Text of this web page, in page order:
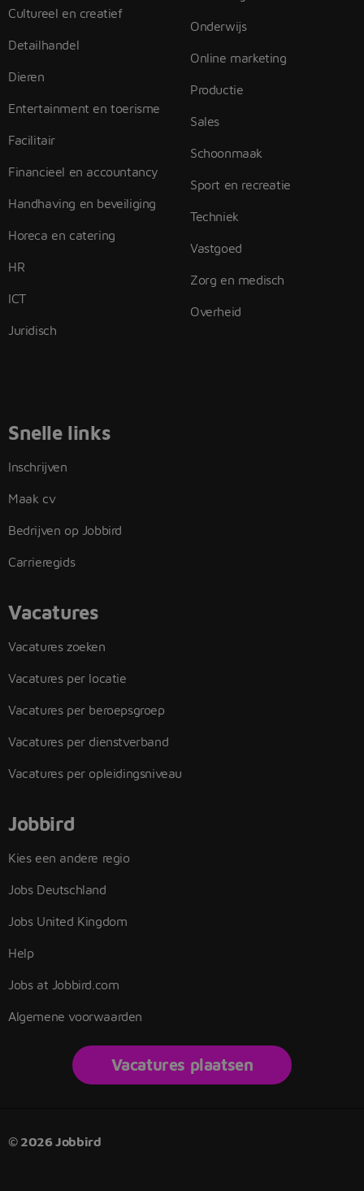
Cultureel en creatief
Detailhandel
Dieren
Entertainment en toerisme
Facilitair
Financieel en accountancy
Handhaving en beveiliging
Horeca en catering
HR
ICT
Juridisch
Onderwijs
Online marketing
Productie
Sales
Schoonmaak
Sport en recreatie
Techniek
Vastgoed
Zorg en medisch
Overheid
Snelle links
Inschrijven
Maak cv
Bedrijven op Jobbird
Carrieregids
Vacatures
Vacatures zoeken
Vacatures per locatie
Vacatures per beroepsgroep
Vacatures per dienstverband
Vacatures per opleidingsniveau
Jobbird
Kies een andere regio
Jobs Deutschland
Jobs United Kingdom
Help
Jobs at Jobbird.com
Algemene voorwaarden
Vacatures plaatsen
© 2026 Jobbird